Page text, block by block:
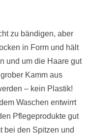
zu bändigen, aber
in Form und hält
und um die Haare gut
Kamm aus
– kein Plastik!
Waschen entwirrt
Pflegeprodukte gut
bei den Spitzen und